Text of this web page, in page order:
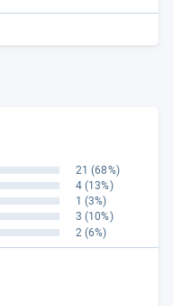
21 (68%)
4 (13%)
1 (3%)
3 (10%)
2 (6%)